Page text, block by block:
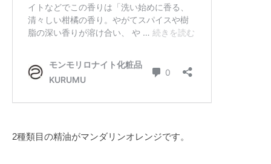
2種類目の精油がマンダリンオレンジです。